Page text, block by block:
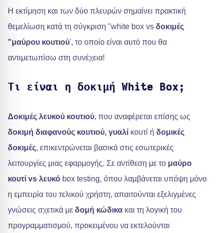
Η εκτίμηση και των δύο πλευρών σημαίνει πρακτική
θεμελίωση κατά τη σύγκριση "white box vs δοκιμές
"μαύρου κουτιού', το οποίο είναι αυτό που θα
αντιμετωπίσω στη συνέχεια!
Τι είναι η δοκιμή White Box;
Δοκιμές λευκού κουτιού, που αναφέρεται επίσης ως
δοκιμή διαφανούς κουτιού, γυαλί κουτί ή δομικές
δοκιμές, επικεντρώνεται βασικά στις εσωτερικές
λειτουργίες μιας εφαρμογής. Σε αντίθεση με το μαύρο
κουτί vs λευκό box testing, όπου λαμβάνεται υπόψη μόνο
η εμπειρία του τελικού χρήστη, απαιτούνται εξελιγμένες
γνώσεις σχετικά με δομή κώδικα και τη λογική του
προγραμματισμού, προκειμένου να εκτελούνται